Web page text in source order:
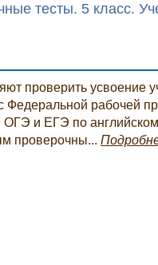
тесты. 5 класс.
проверить усвоение
Федеральной рабочей
ОГЭ и ЕГЭ по
проверочны...